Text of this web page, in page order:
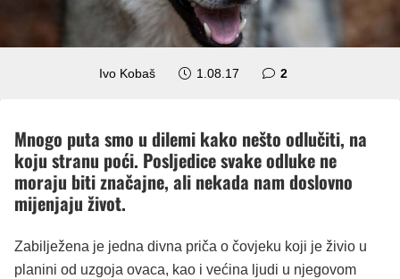
Ivo Kobaš 1.08.17 2komentara
Mnogo puta smo u dilemi kako nešto odlučiti, na
koju stranu poći. Posljedice svake odluke ne
moraju biti značajne, ali nekada nam doslovno
mijenjaju život.
Zabilježena je jedna divna priča o čovjeku koji je živio u
planini od uzgoja ovaca, kao i većina ljudi u njegovom